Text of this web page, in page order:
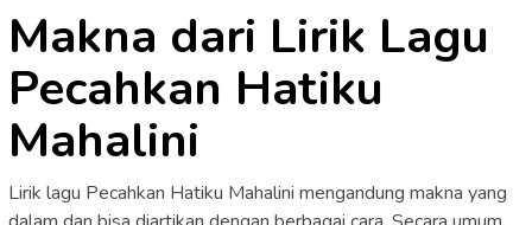
Makna dari Lirik Lagu
Pecahkan Hatiku
Mahalini
Lirik lagu Pecahkan Hatiku Mahalini mengandung makna yang